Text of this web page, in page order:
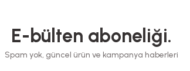
Opp Bantlı Şeffaf Poşet
E-bülten aboneliği.
Spam yok, güncel ürün ve kampanya haberleri